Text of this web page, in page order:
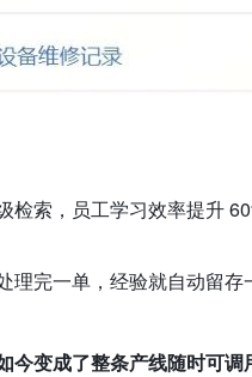
检索，员工学习效率提升
理完一单，经验就自动留存
今变成了整条产线随时可调